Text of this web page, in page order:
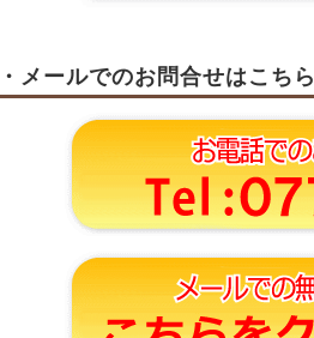
メールでのお問合せはこちら